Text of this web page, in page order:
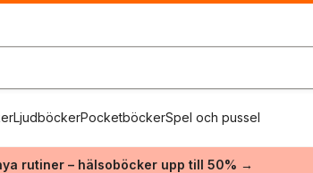
LjudböckerPocketböckerSpel och pussel
rutiner – hälsoböcker upp till 50% →